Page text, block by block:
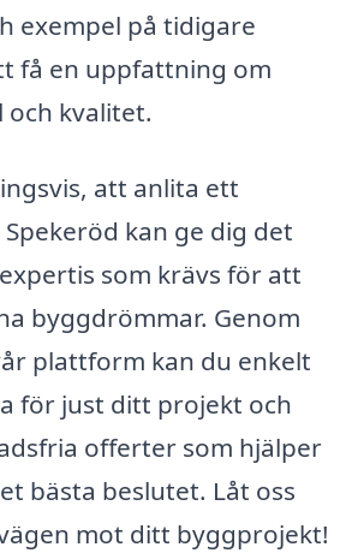
exempel på tidigare
få en uppfattning om
kvalitet.
att anlita ett
kan ge dig det
som krävs för att
byggdrömmar. Genom
plattform kan du enkelt
för just ditt projekt och
offerter som hjälper
bästa beslutet. Låt oss
mot ditt byggprojekt!